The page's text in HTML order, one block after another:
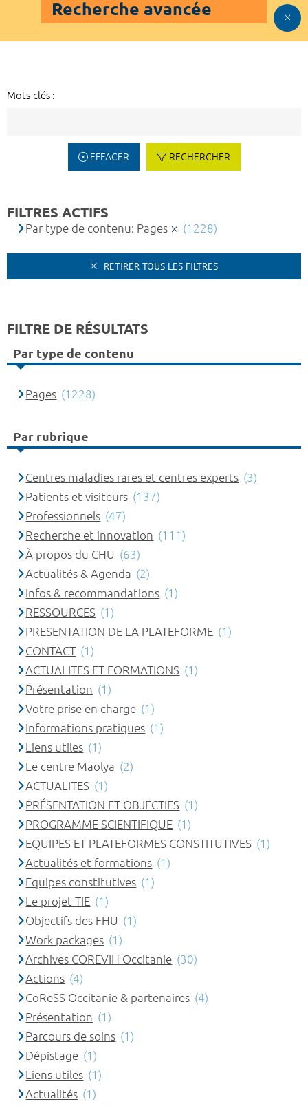
Recherche avancée
Mots-clés :
EFFACER RECHERCHER
FILTRES ACTIFS
Par type de contenu: Pages (1228)
RETIRER TOUS LES FILTRES
FILTRE DE RÉSULTATS
Par type de contenu
Pages (1228)
Par rubrique
Centres maladies rares et centres experts (3)
Patients et visiteurs (137)
Professionnels (47)
Recherche et innovation (111)
À propos du CHU (63)
Actualités & Agenda (2)
Infos & recommandations (1)
RESSOURCES (1)
PRESENTATION DE LA PLATEFORME (1)
CONTACT (1)
ACTUALITES ET FORMATIONS (1)
Présentation (1)
Votre prise en charge (1)
Informations pratiques (1)
Liens utiles (1)
Le centre Maolya (2)
ACTUALITES (1)
PRÉSENTATION ET OBJECTIFS (1)
PROGRAMME SCIENTIFIQUE (1)
EQUIPES ET PLATEFORMES CONSTITUTIVES (1)
Actualités et formations (1)
Equipes constitutives (1)
Le projet TIE (1)
Objectifs des FHU (1)
Work packages (1)
Archives COREVIH Occitanie (30)
Actions (4)
CoReSS Occitanie & partenaires (4)
Présentation (1)
Parcours de soins (1)
Dépistage (1)
Liens utiles (1)
Actualités (1)